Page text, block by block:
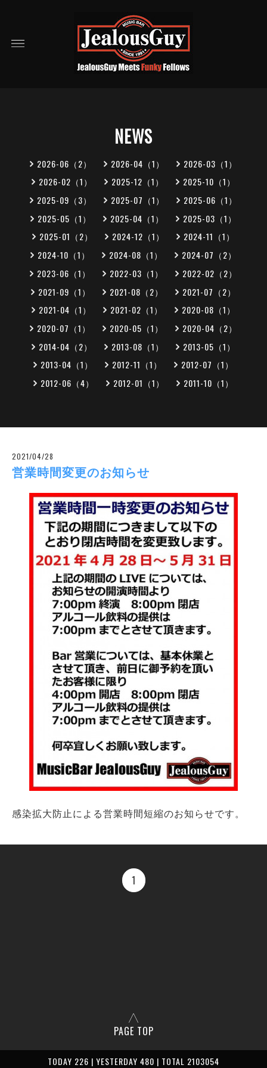
NEWS
2026-06（2） 2026-04（1）
2026-03（1）
2026-02（1）
2025-12（1）
2025-10（1）
2025-09（3）
2025-07（1）
2025-06（1）
2025-05（1）
2025-04（1）
2025-03（1）
2025-01（2）
2024-12（1）
2024-11（1）
2024-10（1）
2024-08（1）
2024-07（2）
2023-06（1）
2022-03（1）
2022-02（2）
2021-09（1）
2021-08（2）
2021-07（2）
2021-04（1）
2021-02（1）
2020-08（1）
2020-07（1）
2020-05（1）
2020-04（2）
2014-04（2）
2013-08（1）
2013-05（1）
2013-04（1）
2012-11（1）
2012-07（1）
2012-06（4）
2012-01（1） 2011-10（1）
2021/04/28
営業時間変更のお知らせ
感染拡大防止による営業時間短縮のお知らせです。
1
PAGE TOP
TODAY 226 | YESTERDAY 480 | TOTAL 2103054